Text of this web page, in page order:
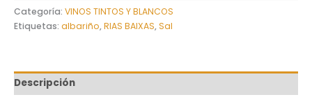
Categoría: VINOS TINTOS Y BLANCOS
Etiquetas: albariño,RIAS BAIXAS,Sal
Descripción